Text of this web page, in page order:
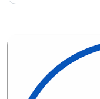
CONQUISTA
COPA